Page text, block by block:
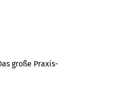
große Praxis-